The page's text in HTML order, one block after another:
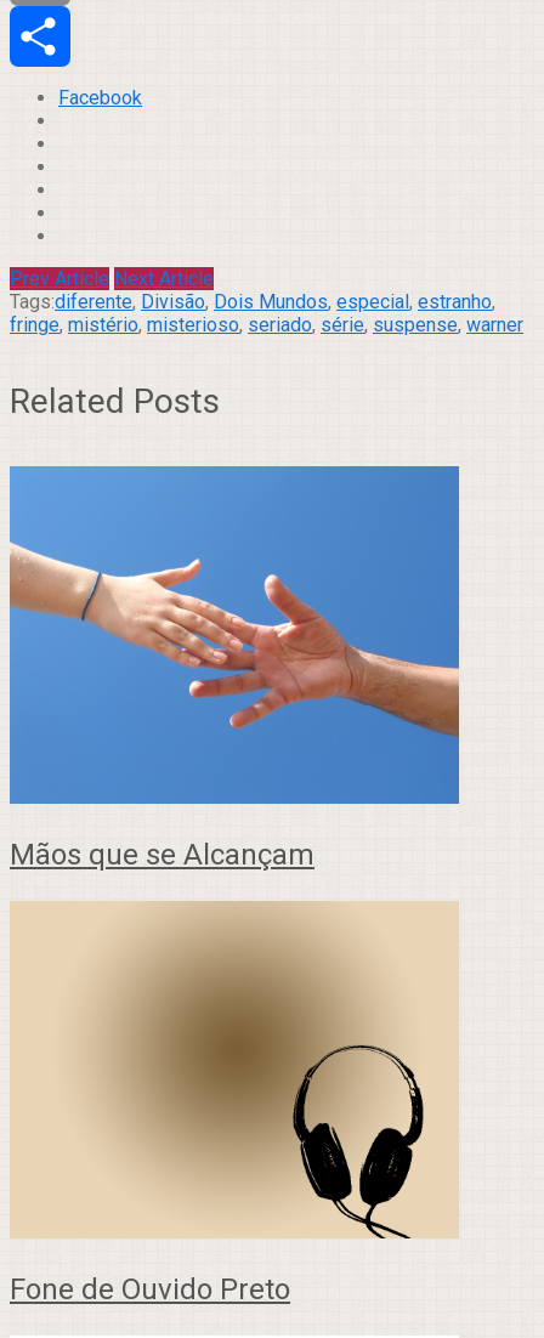
Email
Compartilhar
Facebook
Prev Article Next Article
Tags:diferente, Divisão, Dois Mundos, especial, estranho,
fringe, mistério, misterioso, seriado, série, suspense, warner
Related Posts
Mãos que se Alcançam
Fone de Ouvido Preto